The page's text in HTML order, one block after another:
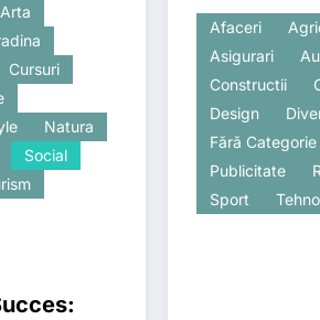
Arta
Cursuri
Natura
Social
Afaceri
Asigurari
Constructii
Design
Fără Categorie
Publicitate
Sport